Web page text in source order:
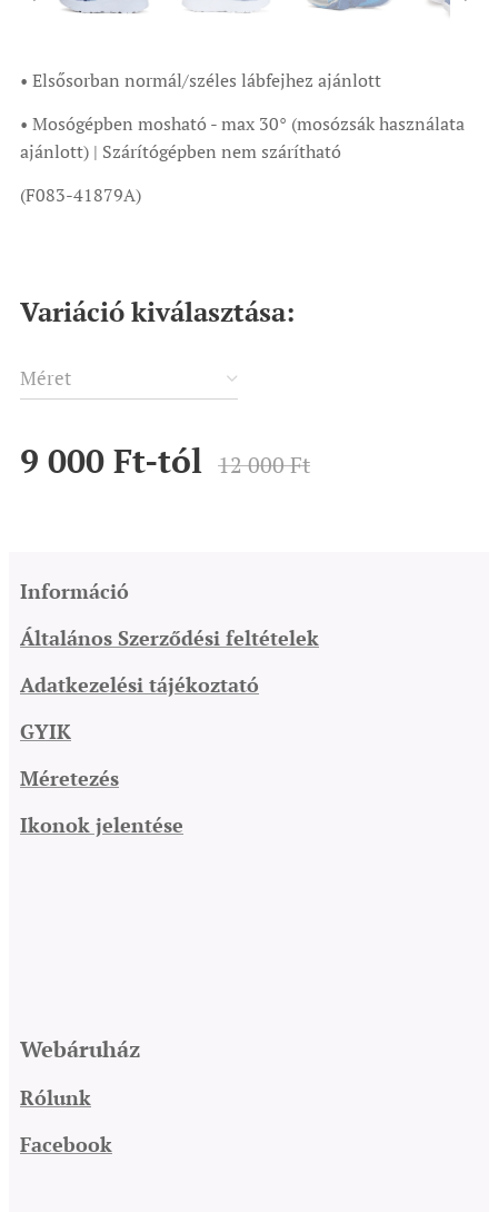
• Elsősorban normál/széles lábfejhez ajánlott
• Mosógépben mosható - max 30° (mosózsák használata
ajánlott) | Szárítógépben nem szárítható
(F083-41879A)
Variáció kiválasztása:
Méret
9 000 Ft-tól 12 000Ft
Információ
Általános Szerződési feltételek
Adatkezelési tájékoztató
GYIK
Méretezés
Ikonok jelentése
Webáruház
Rólunk
Facebook